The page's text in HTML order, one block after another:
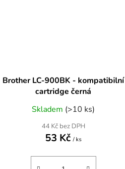
Brother LC-900BK - kompatibilní
cartridge černá
Skladem (>10 ks)
44 Kč bez DPH
53 Kč/ ks